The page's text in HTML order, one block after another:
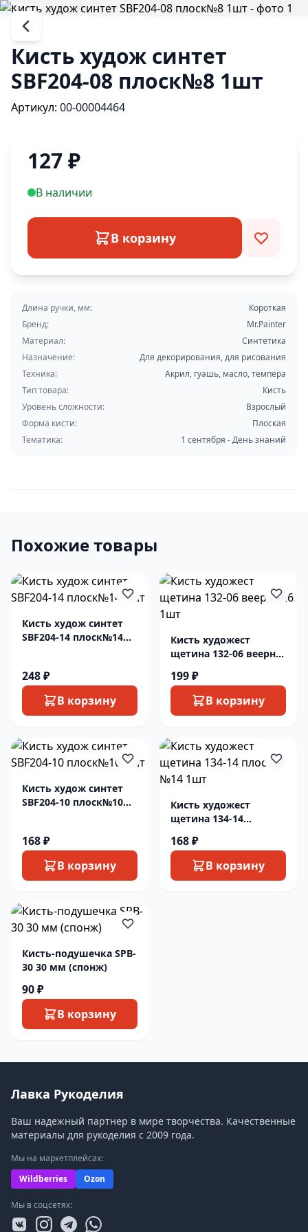
Кисть худож синтет
SBF204-08 плоск№8 1шт
Артикул: 00-00004464
127₽
В наличии
В корзину
Длина ручки, мм:
Короткая
Бренд:
Mr.Painter
Материал:
Синтетика
Назначение:
Для декорирования, для рисования
Техника:
Акрил, гуашь, масло, темпера
Тип товара:
Кисть
Уровень сложности:
Взрослый
Форма кисти:
Плоская
Тематика:
1 сентября - День знаний
Похожие товары
Кисть худож синтет
SBF204-14 плоск№14
248 ₽
В корзину
Кисть художест
щетина 132-06 веерн
199 ₽
В корзину
Кисть худож синтет
SBF204-10 плоск№10
168 ₽
В корзину
Кисть художест
щетина 134-14
168 ₽
В корзину
Кисть-подушечка SPB-
30 30 мм (спонж)
90 ₽
В корзину
Лавка Рукоделия
Ваш надежный партнер в мире творчества. Качественные
материалы для рукоделия с 2009 года.
Мы на маркетплейсах:
Wildberries
Ozon
Мы в соцсетях: